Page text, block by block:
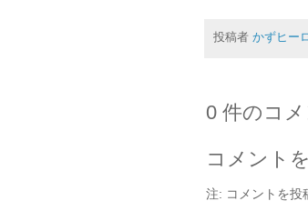
投稿者 かずヒー
0 件のコ
コメント
注: コメントを投